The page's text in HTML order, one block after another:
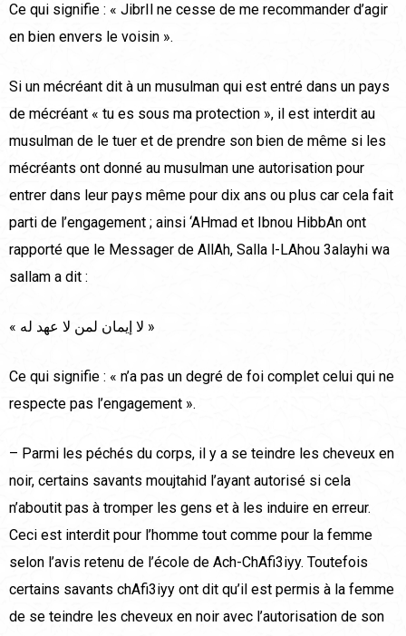
Ce qui signifie : « JibrIl ne cesse de me recommander d’agir
en bien envers le voisin ».
Si un mécréant dit à un musulman qui est entré dans un pays
de mécréant « tu es sous ma protection », il est interdit au
musulman de le tuer et de prendre son bien de même si les
mécréants ont donné au musulman une autorisation pour
entrer dans leur pays même pour dix ans ou plus car cela fait
parti de l’engagement ; ainsi ‘AHmad et Ibnou HibbAn ont
rapporté que le Messager de AllAh, Salla l-LAhou 3alayhi wa
sallam a dit :
« لا إيمان لمن لا عهد له »
Ce qui signifie : « n’a pas un degré de foi complet celui qui ne
respecte pas l’engagement ».
– Parmi les péchés du corps, il y a se teindre les cheveux en
noir, certains savants moujtahid l’ayant autorisé si cela
n’aboutit pas à tromper les gens et à les induire en erreur.
Ceci est interdit pour l’homme tout comme pour la femme
selon l’avis retenu de l’école de Ach-ChAfi3iyy. Toutefois
certains savants chAfi3iyy ont dit qu’il est permis à la femme
de se teindre les cheveux en noir avec l’autorisation de son